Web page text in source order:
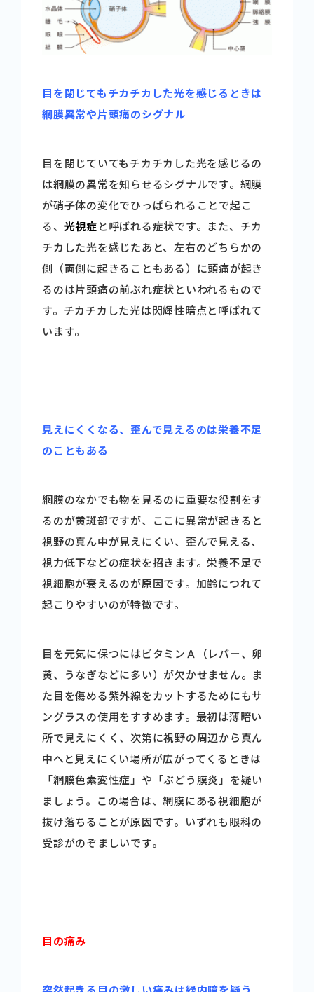
目を閉じてもチカチカした光を感じるときは
網膜異常や片頭痛のシグナル
目を閉じていてもチカチカした光を感じるの
は網膜の異常を知らせるシグナルです。網膜
が硝子体の変化でひっぱられることで起こ
る、 光視症と呼ばれる症状です。また、チカ
チカした光を感じたあと、左右のどちらかの
側（両側に起きることもある）に頭痛が起き
るのは片頭痛の前ぶれ症状といわれるもので
す。チカチカした光は閃輝性暗点と呼ばれて
います。
見えにくくなる、歪んで見えるのは栄養不足
のこともある
網膜のなかでも物を見るのに重要な役割をす
るのが黄斑部ですが、ここに異常が起きると
視野の真ん中が見えにくい、歪んで見える、
視力低下などの症状を招きます。栄養不足で
視細胞が衰えるのが原因です。加齢につれて
起こりやすいのが特徴です。
目を元気に保つにはビタミンＡ（レバー、卵
黄、うなぎなどに多い）が欠かせません。ま
た目を傷める紫外線をカットするためにもサ
ングラスの使用をすすめます。最初は薄暗い
所で見えにくく、次第に視野の周辺から真ん
中へと見えにくい場所が広がってくるときは
「網膜色素変性症」や「ぶどう膜炎」を疑い
ましょう。この場合は、網膜にある視細胞が
抜け落ちることが原因です。いずれも眼科の
受診がのぞましいです。
目の痛み